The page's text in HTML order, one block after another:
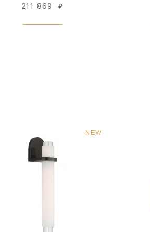
211 869 ₽
NEW